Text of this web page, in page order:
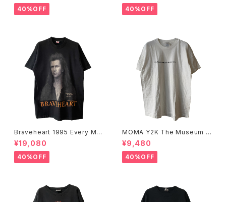
40%OFF 40%OFF
Braveheart 1995 Every Ma
n Dies, Not Every Man Real
ly Lives Movie Promo Tee
¥19,080
40%OFF
MOMA Y2K The Museum O
f Modern Art, New York Te
e
¥9,480
40%OFF